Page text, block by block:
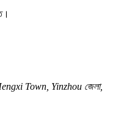
Town, Yinzhou জেলা,